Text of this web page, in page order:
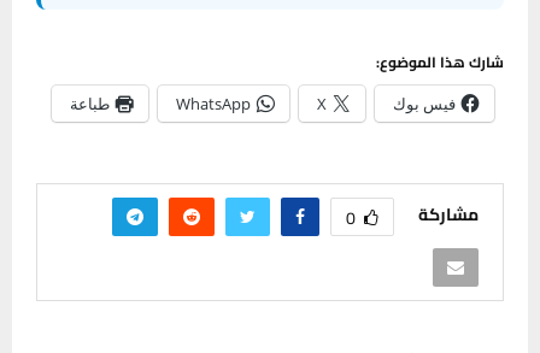
شارك هذا الموضوع:
فيس بوك X
WhatsApp طباعة
مشاركة 0